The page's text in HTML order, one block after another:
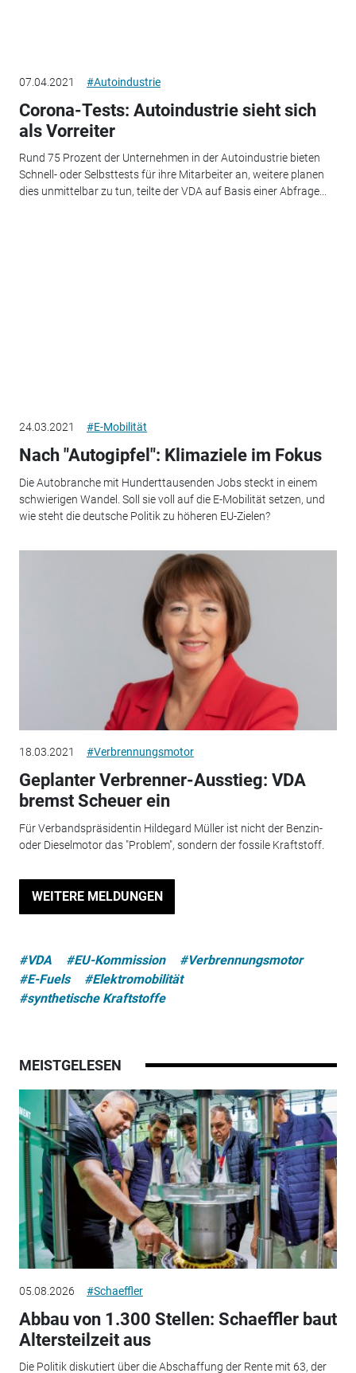
07.04.2021 #Autoindustrie
Corona-Tests: Autoindustrie sieht sich
als Vorreiter
Rund 75 Prozent der Unternehmen in der Autoindustrie bieten
Schnell- oder Selbsttests für ihre Mitarbeiter an, weitere planen
dies unmittelbar zu tun, teilte der VDA auf Basis einer Abfrage...
24.03.2021 #E-Mobilität
Nach "Autogipfel": Klimaziele im Fokus
Die Autobranche mit Hunderttausenden Jobs steckt in einem
schwierigen Wandel. Soll sie voll auf die E-Mobilität setzen, und
wie steht die deutsche Politik zu höheren EU-Zielen?
18.03.2021 #Verbrennungsmotor
Geplanter Verbrenner-Ausstieg: VDA
bremst Scheuer ein
Für Verbandspräsidentin Hildegard Müller ist nicht der Benzin-
oder Dieselmotor das "Problem", sondern der fossile Kraftstoff.
WEITERE MELDUNGEN
#VDA #EU-Kommission
#Verbrennungsmotor
#E-Fuels
#Elektromobilität
#synthetische Kraftstoffe
MEISTGELESEN
05.08.2026 #Schaeffler
Abbau von 1.300 Stellen: Schaeffler baut
Altersteilzeit aus
Die Politik diskutiert über die Abschaffung der Rente mit 63, der